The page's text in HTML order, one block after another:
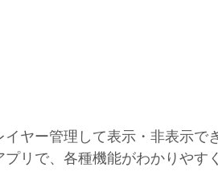
イヤー管理して表示・非表示で
プリで、各種機能がわかりやす